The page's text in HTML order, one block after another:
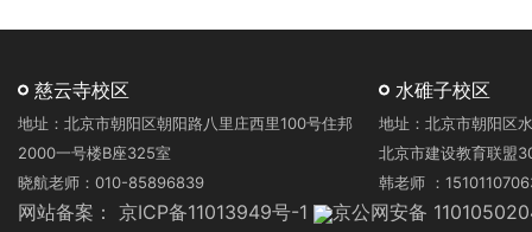
慈云寺校区
地址：北京市朝阳区朝阳路八里庄西里100号住邦
2000一号楼B座325室
晓航老师：010-85896839
水碓子校区
地址：北京市朝阳区
北京市建设教育联盟
韩老师 ：
网站备案： 京ICP备11013949号-1 京公网安备